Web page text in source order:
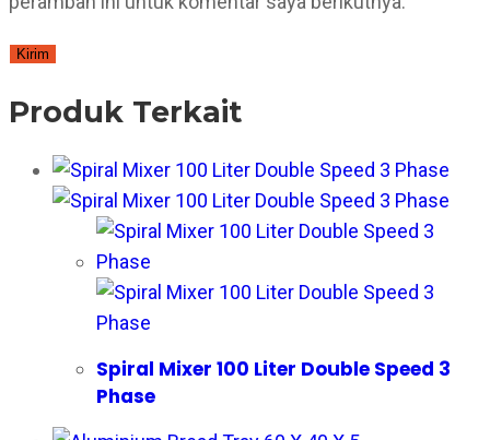
Produk Terkait
Spiral Mixer 100 Liter Double Speed 3
Phase